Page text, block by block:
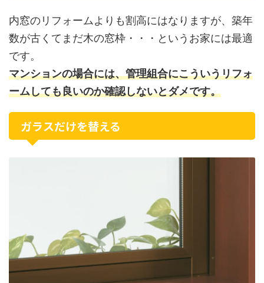
内窓のリフォームよりも割高にはなりますが、築年
数が古くてまだ木の窓枠・・・というお家には最適
です。
マンションの場合には、管理組合にこういうリフォ
ームしても良いのか確認しないとダメです。
ガラスだけを替える